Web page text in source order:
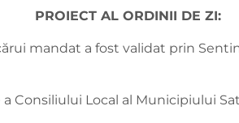
PROIECT AL ORDINII DE ZI:
mandat a fost validat prin
Consiliului Local al Municipiului